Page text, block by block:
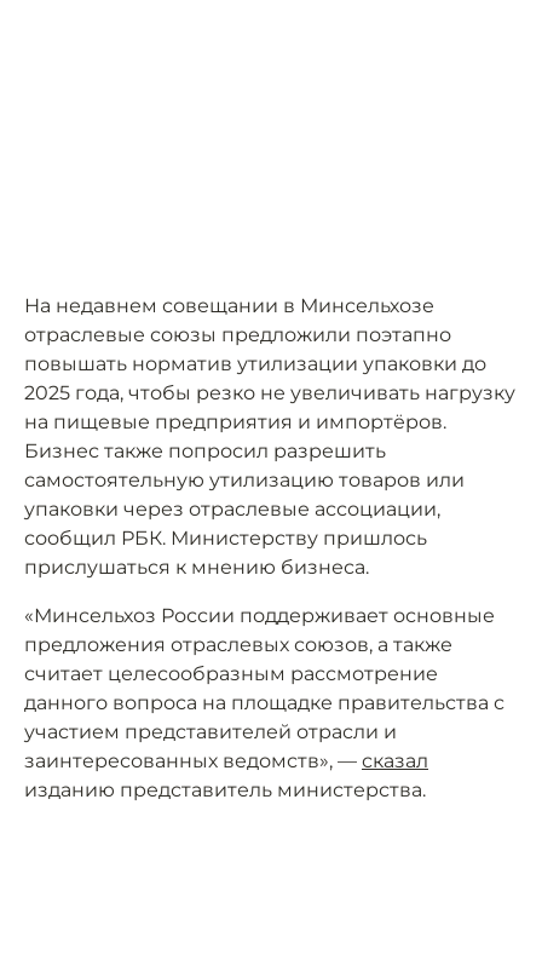
На недавнем совещании в Минсельхозе
отраслевые союзы предложили поэтапно
повышать норматив утилизации упаковки до
2025 года, чтобы резко не увеличивать нагрузку
на пищевые предприятия и импортёров.
Бизнес также попросил разрешить
самостоятельную утилизацию товаров или
упаковки через отраслевые ассоциации,
сообщил РБК. Министерству пришлось
прислушаться к мнению бизнеса.
«Минсельхоз России поддерживает основные
предложения отраслевых союзов, а также
считает целесообразным рассмотрение
данного вопроса на площадке правительства с
участием представителей отрасли и
заинтересованных ведомств», — сказал
изданию представитель министерства.